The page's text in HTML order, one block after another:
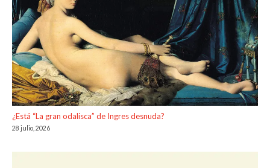
¿Está “La gran odalisca” de Ingres desnuda?
28 julio, 2026